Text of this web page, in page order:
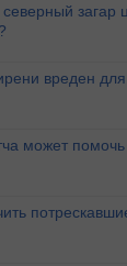
загар
вреден
может помочь